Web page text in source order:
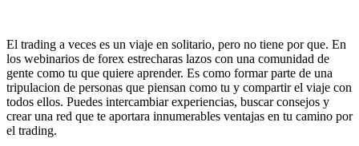
El trading a veces es un viaje en solitario, pero no tiene por que. En
los webinarios de forex estrecharas lazos con una comunidad de
gente como tu que quiere aprender. Es como formar parte de una
tripulacion de personas que piensan como tu y compartir el viaje con
todos ellos. Puedes intercambiar experiencias, buscar consejos y
crear una red que te aportara innumerables ventajas en tu camino por
el trading.